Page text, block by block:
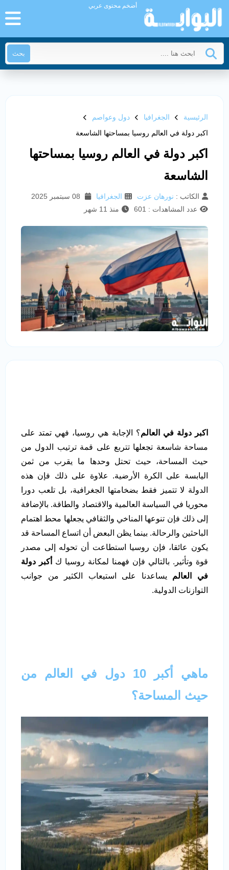
أضخم محتوى عربي
بحث
الرئيسية الجغرافيا
دول وعواصم
اكبر دولة في العالم روسيا بمساحتها الشاسعة
اكبر دولة في العالم روسيا بمساحتها
الشاسعة
الكاتب : نورهان عزت الجغرافيا
عدد المشاهدات : 601
منذ 11 شهر
اكبر دولة في العالم؟ الإجابة هي روسيا، فهي تمتد على
مساحة شاسعة تجعلها تتربع على قمة ترتيب الدول من
حيث المساحة، حيث تحتل وحدها ما يقرب من ثمن
اليابسة على الكرة الأرضية. علاوة على ذلك فإن هذه
الدولة لا تتميز فقط بضخامتها الجغرافية، بل تلعب دورا
محوريا في السياسة العالمية والاقتصاد والطاقة. بالإضافة
إلى ذلك فإن تنوعها المناخي والثقافي يجعلها محط اهتمام
الباحثين والرحالة. بينما يظن البعض أن اتساع المساحة قد
يكون عائقا، فإن روسيا استطاعت أن تحوله إلى مصدر
قوة وتأثير. بالتالي فإن فهمنا لمكانة روسيا ك أكبر دولة
في العالم يساعدنا على استيعاب الكثير من جوانب
التوازنات الدولية.
ماهي أكبر 10 دول في العالم من
حيث المساحة؟